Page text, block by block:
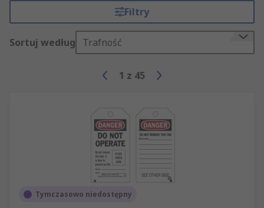
Filtry
Sortuj według Trafność
1 z 45
Tymczasowo niedostępny